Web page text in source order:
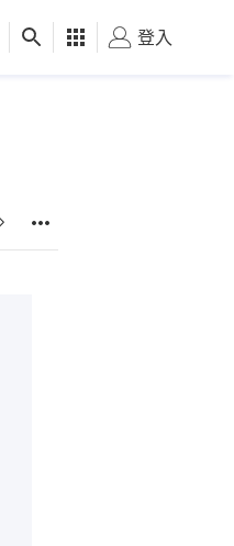
健康 好食玩飛
登入